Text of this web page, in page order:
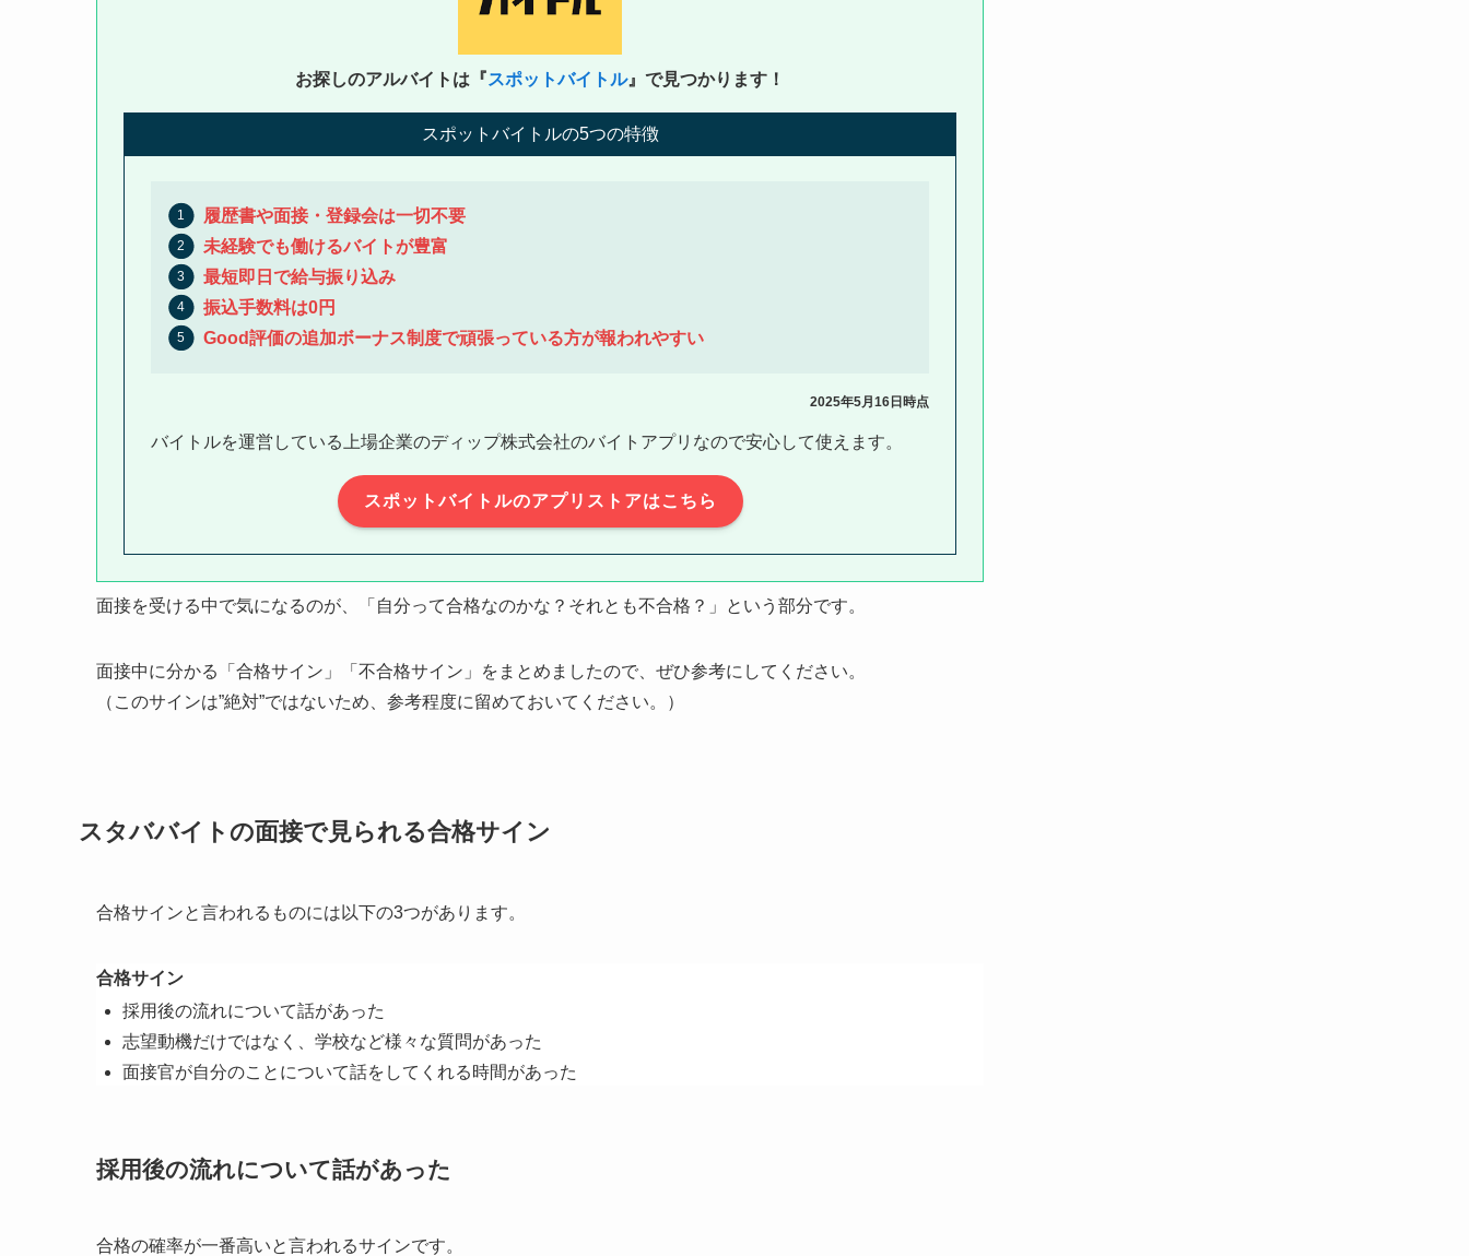
お探しのアルバイトは『スポットバイトル』で見つかります！
スポットバイトルの5つの特徴
履歴書や面接・登録会は一切不要
未経験でも働けるバイトが豊富
最短即日で給与振り込み
振込手数料は0円
Good評価の追加ボーナス制度で頑張っている方が報われやすい
2025年5月16日時点
バイトルを運営している上場企業のディップ株式会社のバイトアプリなので安心して使えます。
スポットバイトルのアプリストアはこちら
面接を受ける中で気になるのが、「自分って合格なのかな？それとも不合格？」という部分です。
面接中に分かる「合格サイン」「不合格サイン」をまとめましたので、ぜひ参考にしてください。
（このサインは”絶対”ではないため、参考程度に留めておいてください。）
スタババイトの面接で見られる合格サイン
合格サインと言われるものには以下の3つがあります。
合格サイン
採用後の流れについて話があった
志望動機だけではなく、学校など様々な質問があった
面接官が自分のことについて話をしてくれる時間があった
採用後の流れについて話があった
合格の確率が一番高いと言われるサインです。